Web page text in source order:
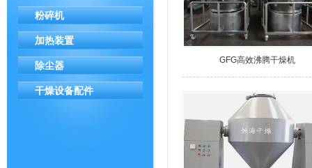
粉碎机
加热装置
除尘器
干燥设备配件
GFG高效沸腾干燥机